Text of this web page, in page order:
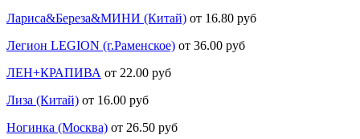
Лариса&Береза&МИНИ (Китай) от 16.80 руб
Легион LEGION (г.Раменское) от 36.00 руб
ЛЕН+КРАПИВА от 22.00 руб
Лиза (Китай) от 16.00 руб
Ногинка (Москва) от 26.50 руб